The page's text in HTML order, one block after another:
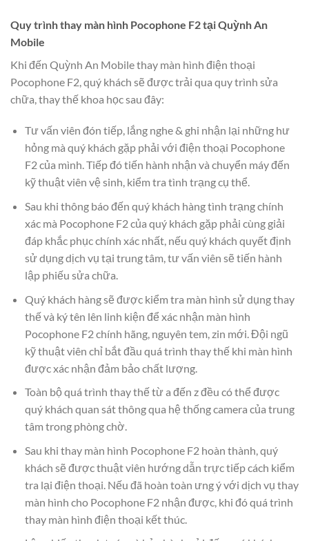
Quy trình thay màn hình Pocophone F2 tại Quỳnh An
Mobile
Khi đến Quỳnh An Mobile thay màn hình điện thoại
Pocophone F2, quý khách sẽ được trải qua quy trình sửa
chữa, thay thế khoa học sau đây:
Tư vấn viên đón tiếp, lắng nghe & ghi nhận lại những hư
hỏng mà quý khách gặp phải với điện thoại Pocophone
F2 của mình. Tiếp đó tiến hành nhận và chuyển máy đến
kỹ thuật viên vệ sinh, kiểm tra tình trạng cụ thể.
Sau khi thông báo đến quý khách hàng tình trạng chính
xác mà Pocophone F2 của quý khách gặp phải cùng giải
đáp khắc phục chính xác nhất, nếu quý khách quyết định
sử dụng dịch vụ tại trung tâm, tư vấn viên sẽ tiến hành
lập phiếu sửa chữa.
Quý khách hàng sẽ được kiểm tra màn hình sử dụng thay
thế và ký tên lên linh kiện để xác nhận màn hình
Pocophone F2 chính hãng, nguyên tem, zin mới. Đội ngũ
kỹ thuật viên chỉ bắt đầu quá trình thay thế khi màn hình
được xác nhận đảm bảo chất lượng.
Toàn bộ quá trình thay thế từ a đến z đều có thể được
quý khách quan sát thông qua hệ thống camera của trung
tâm trong phòng chờ.
Sau khi thay màn hình Pocophone F2 hoàn thành, quý
khách sẽ được thuật viên hướng dẫn trực tiếp cách kiểm
tra lại điện thoại. Nếu đã hoàn toàn ưng ý với dịch vụ thay
màn hình cho Pocophone F2 nhận được, khi đó quá trình
thay màn hình điện thoại kết thúc.